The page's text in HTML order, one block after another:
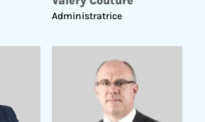
Administratrice